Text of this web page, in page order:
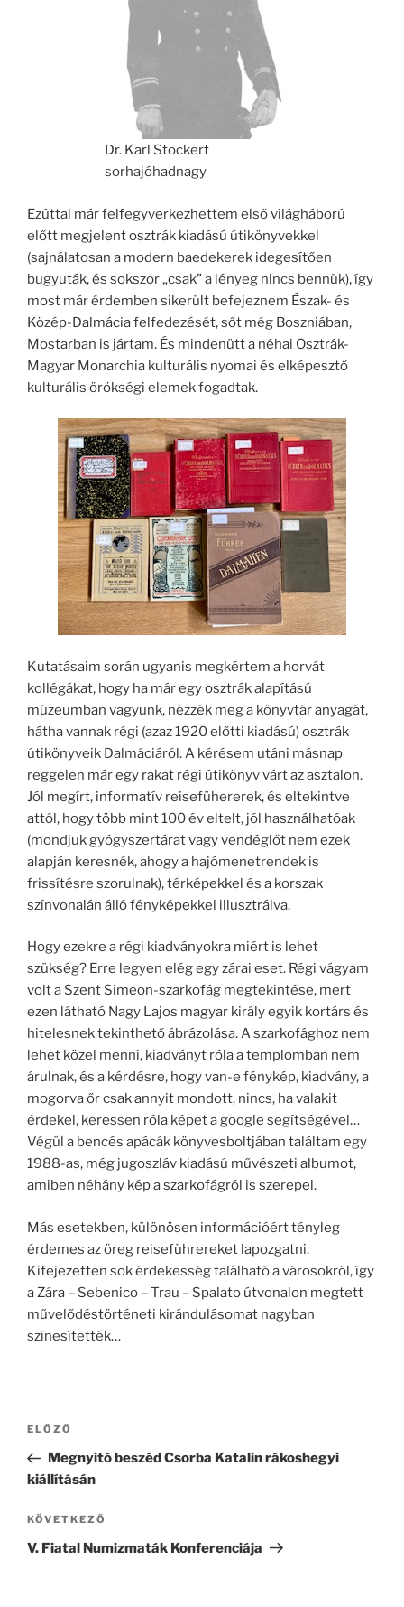
Dr. Karl Stockert
sorhajóhadnagy
Ezúttal már felfegyverkezhettem első világháború
előtt megjelent osztrák kiadású útikönyvekkel
(sajnálatosan a modern baedekerek idegesítően
bugyuták, és sokszor „csak” a lényeg nincs bennük), így
most már érdemben sikerült befejeznem Észak- és
Közép-Dalmácia felfedezését, sőt még Boszniában,
Mostarban is jártam. És mindenütt a néhai Osztrák-
Magyar Monarchia kulturális nyomai és elképesztő
kulturális örökségi elemek fogadtak.
Kutatásaim során ugyanis megkértem a horvát
kollégákat, hogy ha már egy osztrák alapítású
múzeumban vagyunk, nézzék meg a könyvtár anyagát,
hátha vannak régi (azaz 1920 előtti kiadású) osztrák
útikönyveik Dalmáciáról. A kérésem utáni másnap
reggelen már egy rakat régi útikönyv várt az asztalon.
Jól megírt, informatív reisefühererek, és eltekintve
attól, hogy több mint 100 év eltelt, jól használhatóak
(mondjuk gyógyszertárat vagy vendéglőt nem ezek
alapján keresnék, ahogy a hajómenetrendek is
frissítésre szorulnak), térképekkel és a korszak
színvonalán álló fényképekkel illusztrálva.
Hogy ezekre a régi kiadványokra miért is lehet
szükség? Erre legyen elég egy zárai eset. Régi vágyam
volt a Szent Simeon-szarkofág megtekintése, mert
ezen látható Nagy Lajos magyar király egyik kortárs és
hitelesnek tekinthető ábrázolása. A szarkofághoz nem
lehet közel menni, kiadványt róla a templomban nem
árulnak, és a kérdésre, hogy van-e fénykép, kiadvány, a
mogorva őr csak annyit mondott, nincs, ha valakit
érdekel, keressen róla képet a google segítségével…
Végül a bencés apácák könyvesboltjában találtam egy
1988-as, még jugoszláv kiadású művészeti albumot,
amiben néhány kép a szarkofágról is szerepel.
Más esetekben, különösen információért tényleg
érdemes az öreg reiseführereket lapozgatni.
Kifejezetten sok érdekesség található a városokról, így
a Zára – Sebenico – Trau – Spalato útvonalon megtett
művelődéstörténeti kirándulásomat nagyban
színesítették…
Bejegyzés
Korábbi
bejegyzés
ELŐZŐ
Megnyitó beszéd Csorba Katalin rákoshegyi
kiállításán
Következő
bejegyzés
KÖVETKEZŐ
V. Fiatal Numizmaták Konferenciája